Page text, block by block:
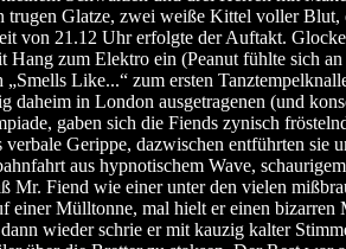
trugen Glatze, zwei weiße Kittel voller Blut,
von 21.12 Uhr erfolgte der Auftakt.
Hang zum Elektro ein (Peanut fühlte sich
„Smells Like...“ zum ersten
daheim in London ausgetragenen (und
gaben sich die Fiends zynisch
Gerippe, dazwischen entführten sie
aus hypnotischem Wave,
Mr. Fiend wie einer unter den vielen
einer Mülltonne, mal hielt er einen bizarren
wieder schrie er mit kauzig kalter